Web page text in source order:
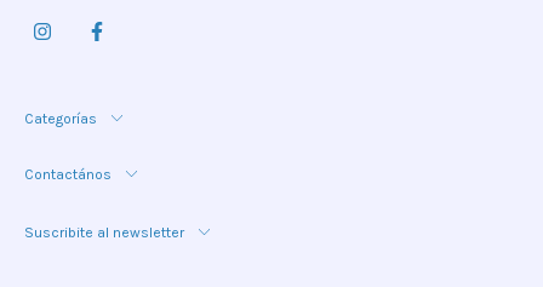
Categorías
Contactános
Suscribite al newsletter